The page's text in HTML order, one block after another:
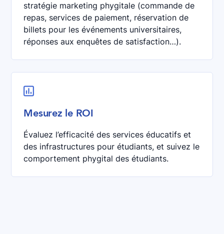
stratégie marketing phygitale (commande de
repas, services de paiement, réservation de
billets pour les événements universitaires,
réponses aux enquêtes de satisfaction…).

Mesurez le ROI
Évaluez l’efficacité des services éducatifs et
des infrastructures pour étudiants, et suivez le
comportement phygital des étudiants.